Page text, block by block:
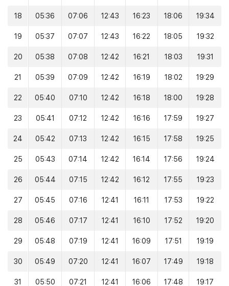
18 05:36 07:06 12:43 16:23 18:06 19:34
19 05:37 07:07 12:43 16:22 18:05 19:32
20 05:38 07:08 12:42 16:21 18:03 19:31
21 05:39 07:09 12:42 16:19 18:02 19:29
22 05:40 07:10 12:42 16:18 18:00 19:28
23 05:41 07:12 12:42 16:16 17:59 19:27
24 05:42 07:13 12:42 16:15 17:58 19:25
25 05:43 07:14 12:42 16:14 17:56 19:24
26 05:44 07:15 12:42 16:12 17:55 19:23
27 05:45 07:16 12:41 16:11 17:53 19:22
28 05:46 07:17 12:41 16:10 17:52 19:20
29 05:48 07:19 12:41 16:09 17:51 19:19
30 05:49 07:20 12:41 16:07 17:49 19:18
31 05:50 07:21 12:41 16:06 17:48 19:17